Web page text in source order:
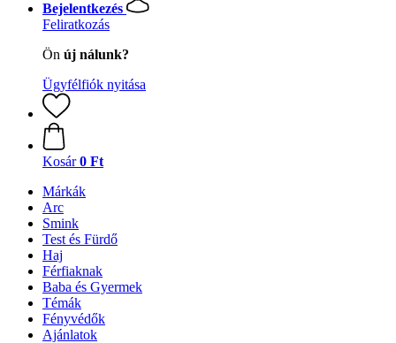
Bejelentkezés
Feliratkozás
Ön új nálunk?
Ügyfélfiók nyitása
Kosár 0 Ft
Márkák
Arc
Smink
Test és Fürdő
Haj
Férfiaknak
Baba és Gyermek
Témák
Fényvédők
Ajánlatok